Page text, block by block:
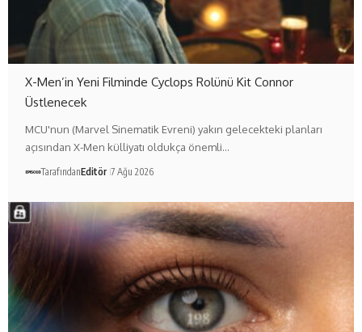
X-Men’in Yeni Filminde Cyclops Rolünü Kit Connor
Üstlenecek
MCU'nun (Marvel Sinematik Evreni) yakın gelecekteki planları
açısından X-Men külliyatı oldukça önemli…
TarafındanEditör 7 Ağu 2026